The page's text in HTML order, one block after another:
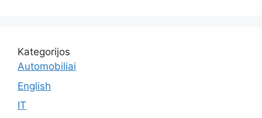
Kategorijos
Automobiliai
English
IT